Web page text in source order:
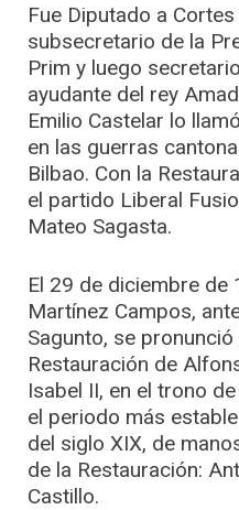
Fue Diputado a
subsecretario de la
Prim y luego
ayudante del rey
Emilio Castelar lo
en las guerras
Bilbao. Con la
el partido Liberal
Mateo Sagasta.
El 29 de diciembre de
Martínez Campos,
Sagunto, se
Restauración de
Isabel II, en el trono
el periodo más
del siglo XIX, de
de la Restauración:
Castillo.